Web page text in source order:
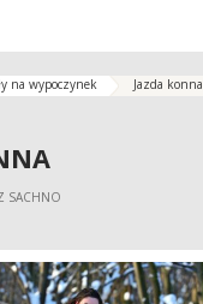
na wypoczynek Jazda konna
SACHNO